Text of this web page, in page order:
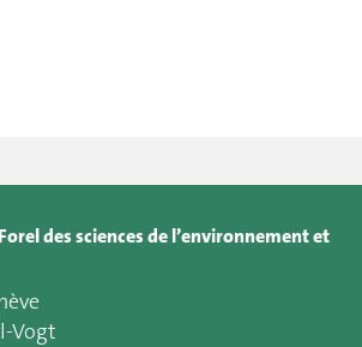
des sciences de l’environnement et
Vogt